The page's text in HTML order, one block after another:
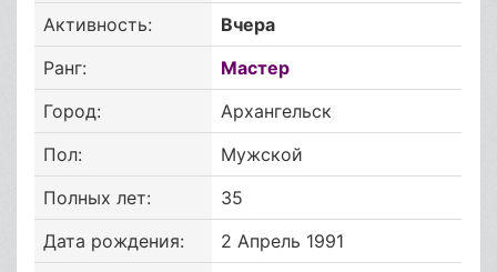
Активность:
Вчера
Ранг:
Мастер
Город:
Архангельск
Пол:
Мужской
Полных лет:
35
Дата рождения:
2 Апрель 1991